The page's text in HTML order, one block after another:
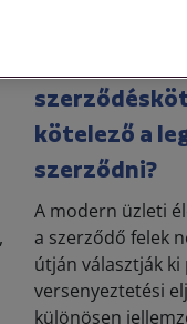
kötelező a
szerződni?
A modern üzleti
a szerződő felek
útján választják
versenyeztetési
különösen